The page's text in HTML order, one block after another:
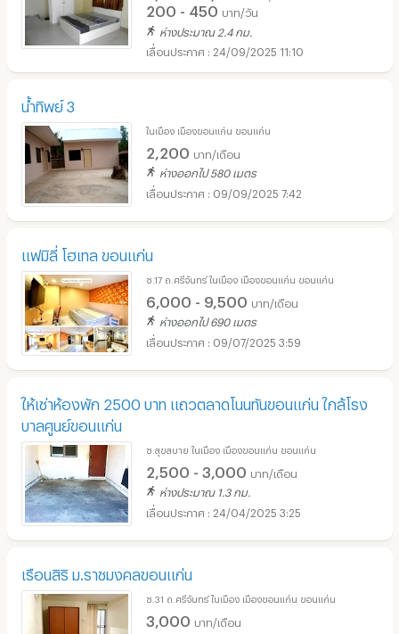
200 - 450 บาท/วัน
ห่างประมาณ 2.4 กม.
24/09/2025 11:10
น้ำทิพย์ 3
ในเมือง เมืองขอนแก่น ขอนแก่น
2,200 บาท/เดือน
ห่างออกไป 580 เมตร
09/09/2025 7:42
แฟมิลี่ โฮเทล ขอนแก่น
ซ.17 ถ.ศรีจันทร์ ในเมือง เมืองขอนแก่น ขอนแก่น
6,000 - 9,500 บาท/เดือน
ห่างออกไป 690 เมตร
09/07/2025 3:59
ให้เช่าห้องพัก 2500 บาท แถวตลาดโนนทันขอนแก่น ใกล้โรง
บาลศูนย์ขอนแก่น
ซ.สุขสบาย ในเมือง เมืองขอนแก่น ขอนแก่น
2,500 - 3,000 บาท/เดือน
ห่างประมาณ 1.3 กม.
24/04/2025 3:25
เรือนสิริ ม.ราชมงคลขอนแก่น
ซ.31 ถ.ศรีจันทร์ ในเมือง เมืองขอนแก่น ขอนแก่น
3,000 บาท/เดือน